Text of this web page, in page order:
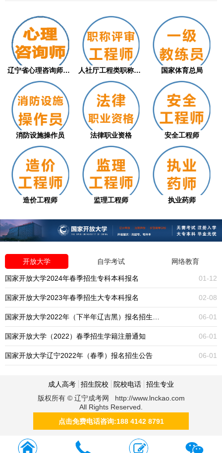
辽宁省心理咨询师职业技能等级评价证书（从... 人社厅工程类职称评审 国家体育总局
消防设施操作员 法律职业资格 安全工程师
造价工程师 监理工程师 执业药师
开放大学 自学考试 网络教育
01-12
国家开放大学2024年春季招生专科本科报名
02-08
国家开放大学2023年春季招生大专本科报名
06-01
06-01
国家开放大学（2022）春季招生学籍注册通知
06-01
国家开放大学辽宁2022年（春季）报名招生公告
成人高考 招生院校 院校电话
招生专业
版权所有 © 辽宁成考网 http://www.lnckao.com
All Rights Reserved.
点击免费电话咨询:188 4142 8791